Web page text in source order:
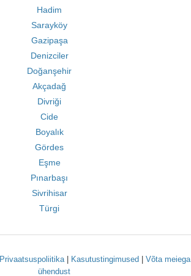
Hadim
Sarayköy
Gazipaşa
Denizciler
Doğanşehir
Akçadağ
Divriği
Cide
Boyalık
Gördes
Eşme
Pınarbaşı
Sivrihisar
Türgi
Privaatsuspoliitika| Kasutustingimused
Võta meiega
ühendust